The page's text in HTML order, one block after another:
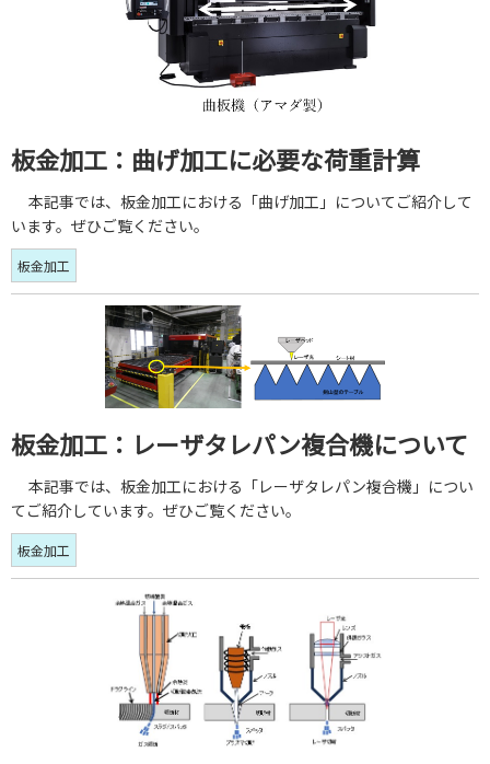
板金加工：曲げ加工に必要な荷重計算
本記事では、板金加工における「曲げ加工」についてご紹介して
います。ぜひご覧ください。
板金加工
板金加工：レーザタレパン複合機について
本記事では、板金加工における「レーザタレパン複合機」につい
てご紹介しています。ぜひご覧ください。
板金加工